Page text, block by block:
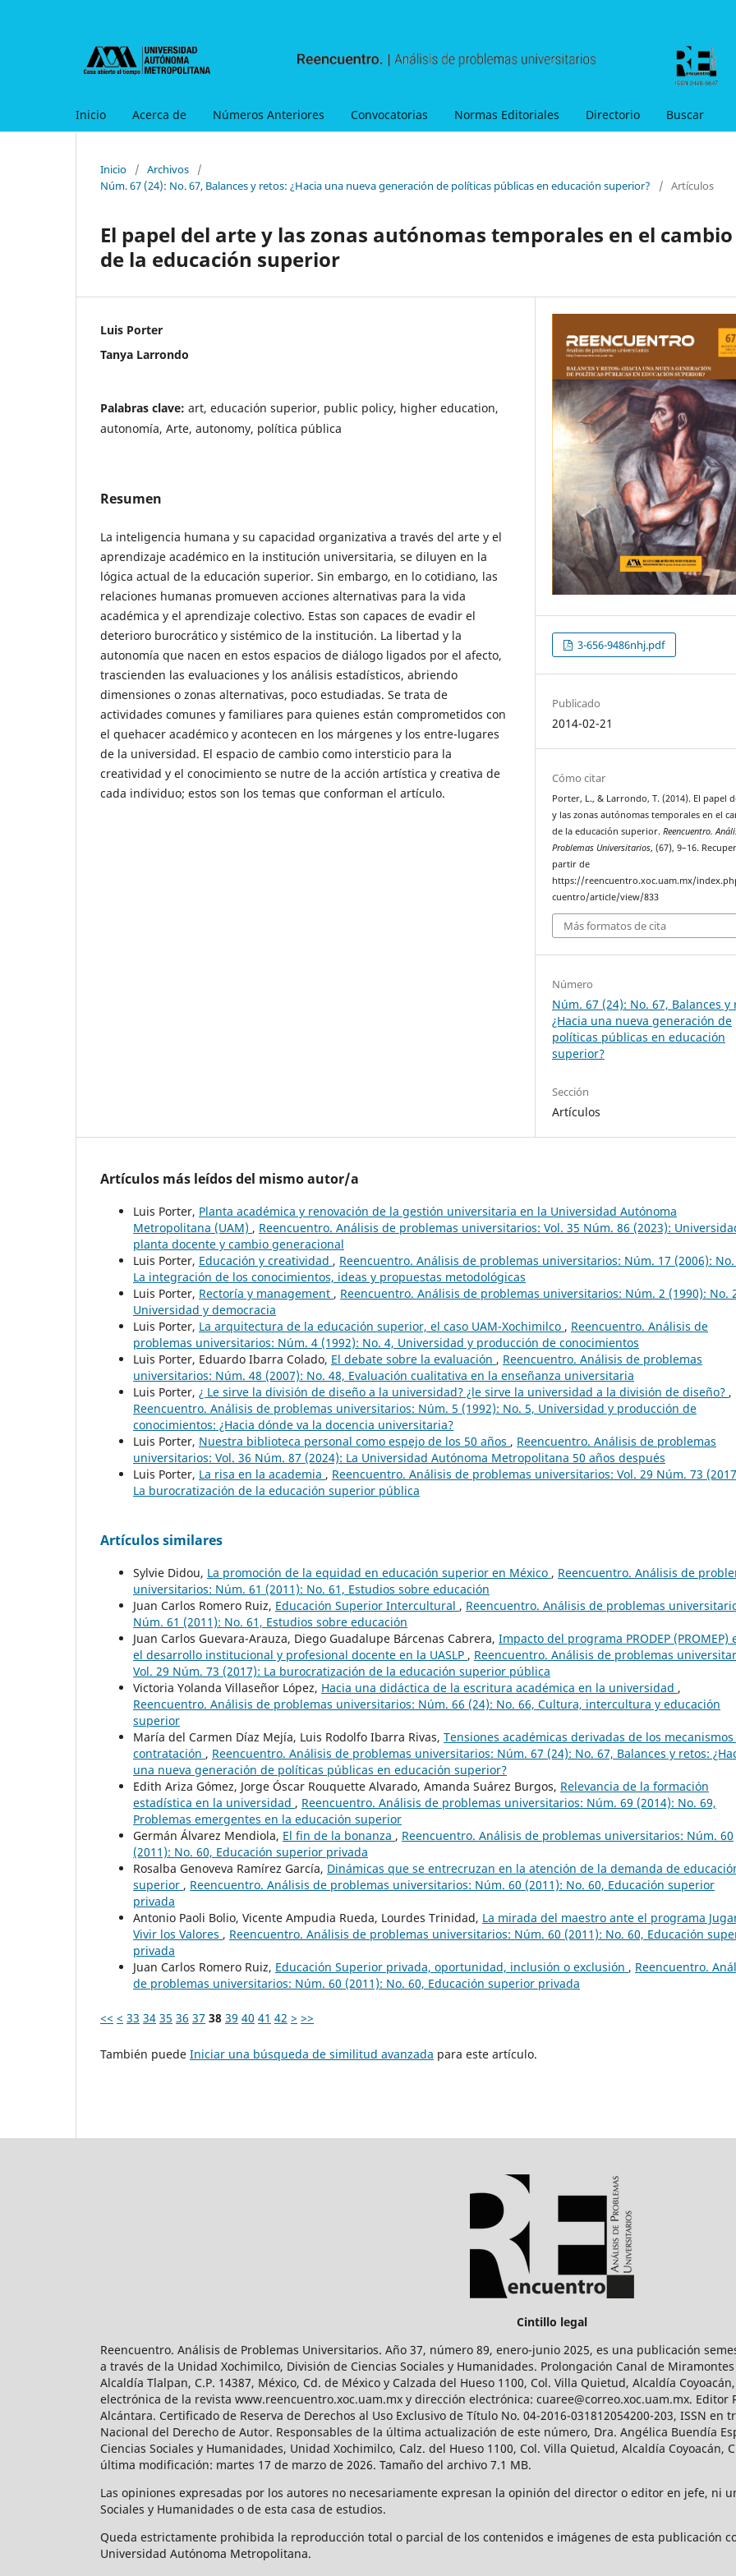
Inicio Acerca de Números Anteriores Convocatorias Normas Editoriales Directorio Buscar
Inicio / Archivos
/
Núm. 67 (24): No. 67, Balances y retos: ¿Hacia una nueva generación de políticas públicas en educación superior?
/ Artículos
El papel del arte y las zonas autónomas temporales en el cambio
de la educación superior
Luis Porter
Tanya Larrondo
Palabras clave: art, educación superior, public policy, higher education,
autonomía, Arte, autonomy, política pública
Resumen
La inteligencia humana y su capacidad organizativa a través del arte y el
aprendizaje académico en la institución universitaria, se diluyen en la
lógica actual de la educación superior. Sin embargo, en lo cotidiano, las
relaciones humanas promueven acciones alternativas para la vida
académica y el aprendizaje colectivo. Estas son capaces de evadir el
deterioro burocrático y sistémico de la institución. La libertad y la
autonomía que nacen en estos espacios de diálogo ligados por el afecto,
trascienden las evaluaciones y los análisis estadísticos, abriendo
dimensiones o zonas alternativas, poco estudiadas. Se trata de
actividades comunes y familiares para quienes están comprometidos con
el quehacer académico y acontecen en los márgenes y los entre-lugares
de la universidad. El espacio de cambio como intersticio para la
creatividad y el conocimiento se nutre de la acción artística y creativa de
cada individuo; estos son los temas que conforman el artículo.
3-656-9486nhj.pdf
Publicado
2014-02-21
Cómo citar
Porter, L., & Larrondo, T. (2014). El papel
y las zonas autónomas temporales en el
de la educación superior.Reencuentro.
Problemas Universitarios, (67), 9–16.
partir de
https://reencuentro.xoc.uam.mx/
cuentro/article/view/833
Más formatos de cita
Número
Núm. 67 (24): No. 67, Balances y
¿Hacia una nueva generación de
políticas públicas en educación
superior?
Sección
Artículos
Artículos más leídos del mismo autor/a
Luis Porter, Planta académica y renovación de la gestión universitaria en la Universidad Autónoma
Metropolitana (UAM) , Reencuentro. Análisis de problemas universitarios: Vol. 35 Núm. 86 (2023):
planta docente y cambio generacional
Luis Porter, Educación y creatividad , Reencuentro. Análisis de problemas universitarios: Núm. 17 (2006): No.
La integración de los conocimientos, ideas y propuestas metodológicas
Luis Porter, Rectoría y management , Reencuentro. Análisis de problemas universitarios: Núm. 2 (1990): No.
Universidad y democracia
Luis Porter, La arquitectura de la educación superior, el caso UAM-Xochimilco , Reencuentro. Análisis de
problemas universitarios: Núm. 4 (1992): No. 4, Universidad y producción de conocimientos
Luis Porter, Eduardo Ibarra Colado, El debate sobre la evaluación , Reencuentro. Análisis de problemas
universitarios: Núm. 48 (2007): No. 48, Evaluación cualitativa en la enseñanza universitaria
Luis Porter, ¿ Le sirve la división de diseño a la universidad? ¿le sirve la universidad a la división de diseño? ,
Reencuentro. Análisis de problemas universitarios: Núm. 5 (1992): No. 5, Universidad y producción de
conocimientos: ¿Hacia dónde va la docencia universitaria?
Luis Porter, Nuestra biblioteca personal como espejo de los 50 años , Reencuentro. Análisis de problemas
universitarios: Vol. 36 Núm. 87 (2024): La Universidad Autónoma Metropolitana 50 años después
Luis Porter, La risa en la academia , Reencuentro. Análisis de problemas universitarios: Vol. 29 Núm. 73
La burocratización de la educación superior pública
Artículos similares
Sylvie Didou, La promoción de la equidad en educación superior en México , Reencuentro. Análisis de
universitarios: Núm. 61 (2011): No. 61, Estudios sobre educación
Juan Carlos Romero Ruiz, Educación Superior Intercultural , Reencuentro. Análisis de problemas
Núm. 61 (2011): No. 61, Estudios sobre educación
Juan Carlos Guevara-Arauza, Diego Guadalupe Bárcenas Cabrera, Impacto del programa PRODEP (PROMEP)
el desarrollo institucional y profesional docente en la UASLP , Reencuentro. Análisis de problemas
Vol. 29 Núm. 73 (2017): La burocratización de la educación superior pública
Victoria Yolanda Villaseñor López, Hacia una didáctica de la escritura académica en la universidad ,
Reencuentro. Análisis de problemas universitarios: Núm. 66 (24): No. 66, Cultura, intercultura y educación
superior
María del Carmen Díaz Mejía, Luis Rodolfo Ibarra Rivas, Tensiones académicas derivadas de los
contratación , Reencuentro. Análisis de problemas universitarios: Núm. 67 (24): No. 67, Balances y retos:
una nueva generación de políticas públicas en educación superior?
Edith Ariza Gómez, Jorge Óscar Rouquette Alvarado, Amanda Suárez Burgos, Relevancia de la formación
estadística en la universidad , Reencuentro. Análisis de problemas universitarios: Núm. 69 (2014): No. 69,
Problemas emergentes en la educación superior
Germán Álvarez Mendiola, El fin de la bonanza , Reencuentro. Análisis de problemas universitarios: Núm. 60
(2011): No. 60, Educación superior privada
Rosalba Genoveva Ramírez García, Dinámicas que se entrecruzan en la atención de la demanda de
superior , Reencuentro. Análisis de problemas universitarios: Núm. 60 (2011): No. 60, Educación superior
privada
Antonio Paoli Bolio, Vicente Ampudia Rueda, Lourdes Trinidad, La mirada del maestro ante el programa
Vivir los Valores , Reencuentro. Análisis de problemas universitarios: Núm. 60 (2011): No. 60, Educación
privada
Juan Carlos Romero Ruiz, Educación Superior privada, oportunidad, inclusión o exclusión , Reencuentro.
de problemas universitarios: Núm. 60 (2011): No. 60, Educación superior privada
<< < 33 34 35 36 37 38 39 40 41 42 > >>
También puede Iniciar una búsqueda de similitud avanzada para este artículo.
Cintillo legal
Reencuentro. Análisis de Problemas Universitarios. Año 37, número 89, enero-junio 2025, es una publicación
a través de la Unidad Xochimilco, División de Ciencias Sociales y Humanidades. Prolongación Canal de Miramontes
Alcaldía Tlalpan, C.P. 14387, México, Cd. de México y Calzada del Hueso 1100, Col. Villa Quietud, Alcaldía
electrónica de la revista www.reencuentro.xoc.uam.mx y dirección electrónica: cuaree@correo.xoc.uam.mx. Editor
Alcántara. Certificado de Reserva de Derechos al Uso Exclusivo de Título No. 04-2016-031812054200-203, ISSN
Nacional del Derecho de Autor. Responsables de la última actualización de este número, Dra. Angélica Buendía
Ciencias Sociales y Humanidades, Unidad Xochimilco, Calz. del Hueso 1100, Col. Villa Quietud, Alcaldía Coyoacán,
última modificación: martes 17 de marzo de 2026. Tamaño del archivo 7.1 MB.
Las opiniones expresadas por los autores no necesariamente expresan la opinión del director o editor en jefe, ni
Sociales y Humanidades o de esta casa de estudios.
Queda estrictamente prohibida la reproducción total o parcial de los contenidos e imágenes de esta publicación
Universidad Autónoma Metropolitana.